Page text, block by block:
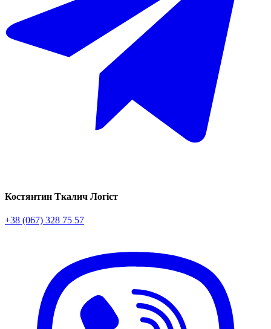
Костянтин Ткалич Логіст
+38 (067) 328 75 57